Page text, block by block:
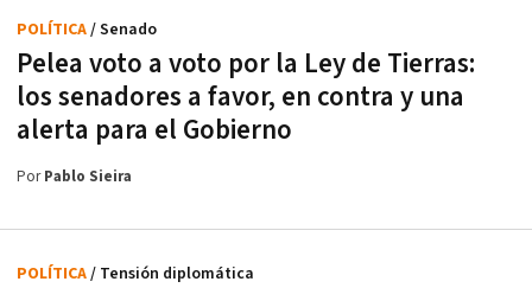
Pelea voto a voto por la Ley de Tierras:
los senadores a favor, en contra y una
alerta para el Gobierno
POLÍTICA/ Senado
PorPablo Sieira
POLÍTICA/ Tensión diplomática